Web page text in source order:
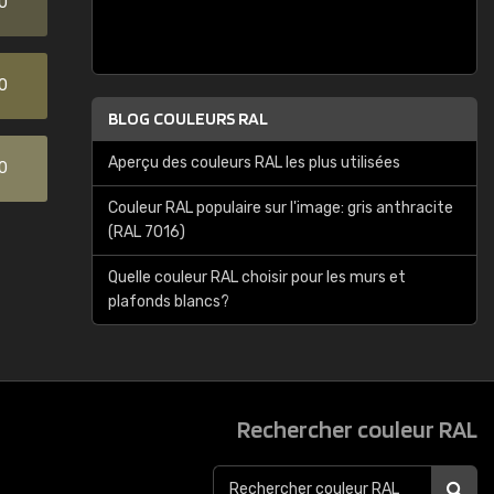
BLOG COULEURS RAL
Aperçu des couleurs RAL les plus utilisées
Couleur RAL populaire sur l'image: gris anthracite
(RAL 7016)
Quelle couleur RAL choisir pour les murs et
plafonds blancs?
Rechercher couleur RAL